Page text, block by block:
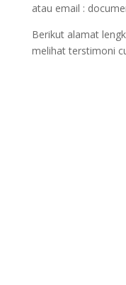
atau email :
Berikut alamat
melihat terstimoni